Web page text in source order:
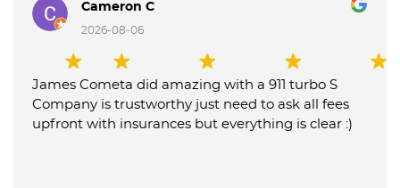
Cameron C
2026-08-06
James Cometa did amazing with a 911 turbo S
Company is trustworthy just need to ask all fees
upfront with insurances but everything is clear :)